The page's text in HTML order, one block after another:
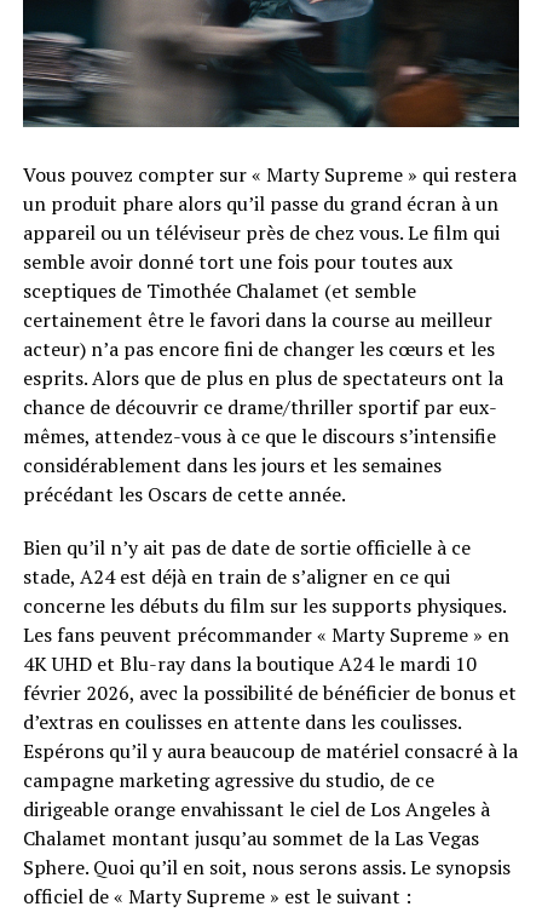
Vous pouvez compter sur « Marty Supreme » qui restera
un produit phare alors qu’il passe du grand écran à un
appareil ou un téléviseur près de chez vous. Le film qui
semble avoir donné tort une fois pour toutes aux
sceptiques de Timothée Chalamet (et semble
certainement être le favori dans la course au meilleur
acteur) n’a pas encore fini de changer les cœurs et les
esprits. Alors que de plus en plus de spectateurs ont la
chance de découvrir ce drame/thriller sportif par eux-
mêmes, attendez-vous à ce que le discours s’intensifie
considérablement dans les jours et les semaines
précédant les Oscars de cette année.
Bien qu’il n’y ait pas de date de sortie officielle à ce
stade, A24 est déjà en train de s’aligner en ce qui
concerne les débuts du film sur les supports physiques.
Les fans peuvent précommander « Marty Supreme » en
4K UHD et Blu-ray dans la boutique A24 le mardi 10
février 2026, avec la possibilité de bénéficier de bonus et
d’extras en coulisses en attente dans les coulisses.
Espérons qu’il y aura beaucoup de matériel consacré à la
campagne marketing agressive du studio, de ce
dirigeable orange envahissant le ciel de Los Angeles à
Chalamet montant jusqu’au sommet de la Las Vegas
Sphere. Quoi qu’il en soit, nous serons assis. Le synopsis
officiel de « Marty Supreme » est le suivant :